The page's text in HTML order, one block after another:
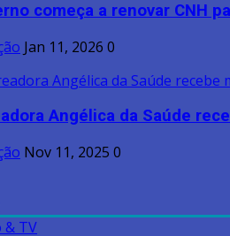
começa a renovar CNH
Jan 11, 2026 0
Angélica da Saúde
Nov 11, 2025 0
& TV